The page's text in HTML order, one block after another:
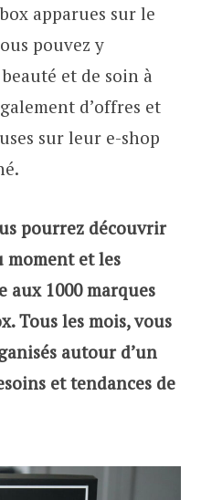
apparues sur le
pouvez y
et de soin à
d’offres et
sur leur e-shop
pourrez découvrir
moment et les
aux 1000 marques
Tous les mois, vous
autour d’un
et tendances de